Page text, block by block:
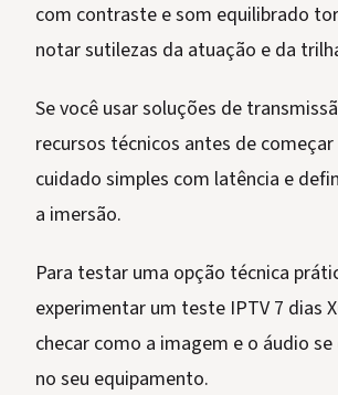
com contraste e som equilibrado
notar sutilezas da atuação e da
Se você usar soluções de
recursos técnicos antes de começar
cuidado simples com latência e
a imersão.
Para testar uma opção técnica
experimentar um teste IPTV 7 dias
checar como a imagem e o áudio
no seu equipamento.